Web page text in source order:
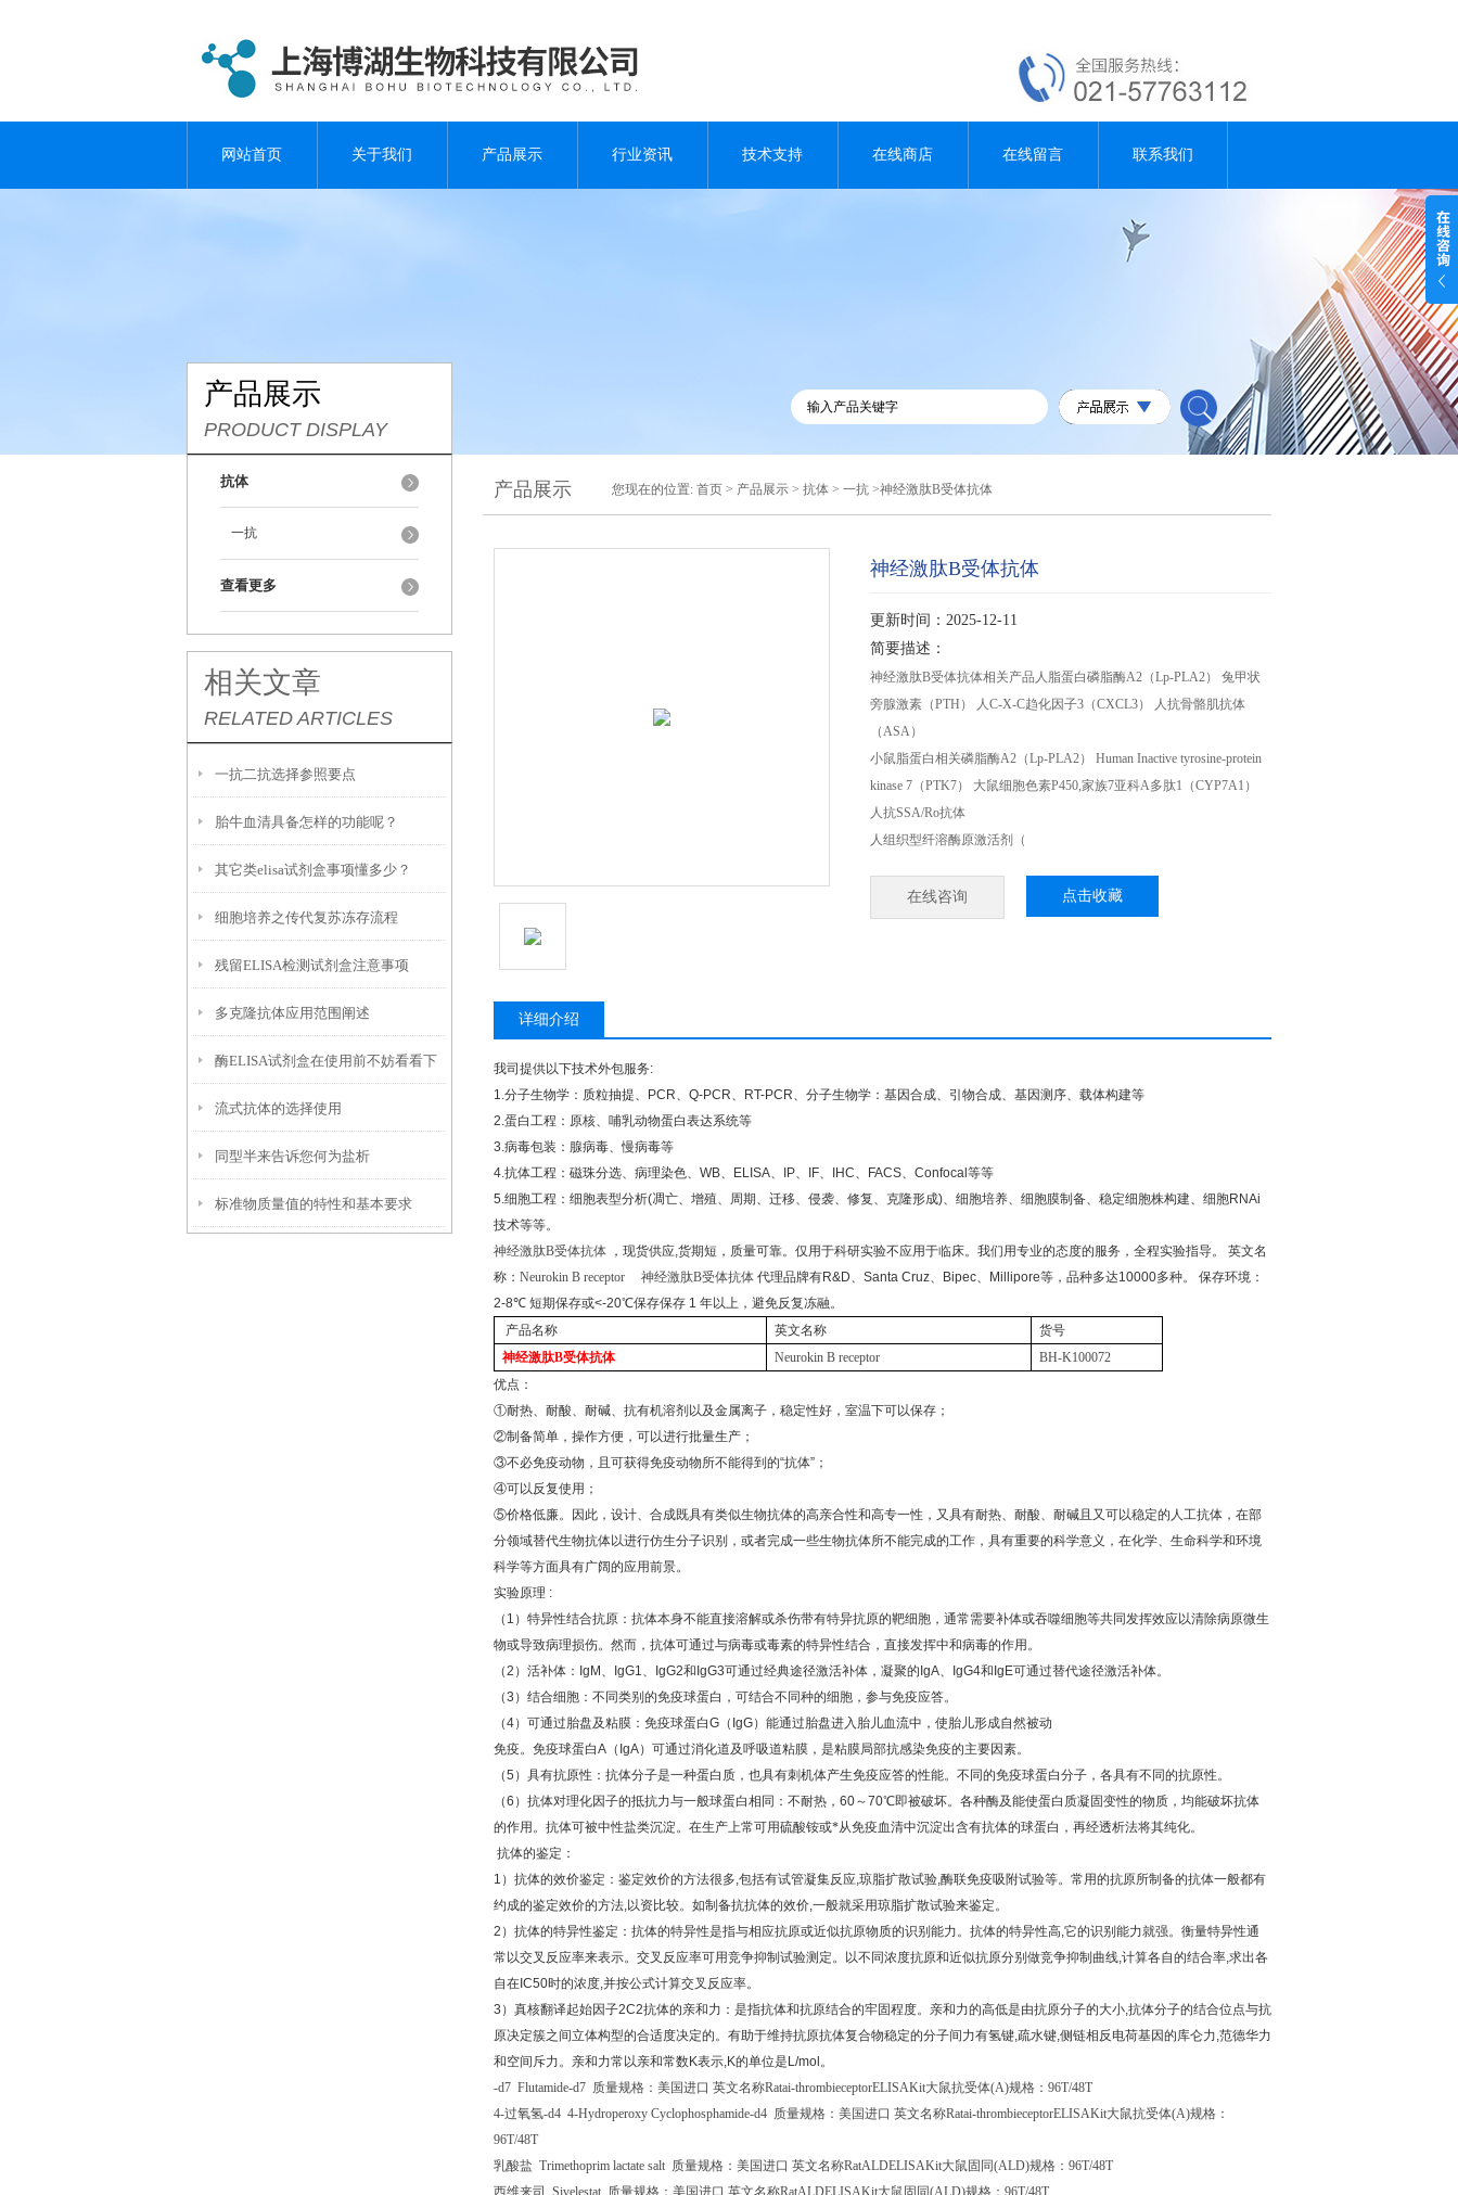
网站首页 关于我们 产品展示 行业资讯 技术支持 在线商店 在线留言 联系我们
产品展示
PRODUCT DISPLAY
抗体
一抗
查看更多
相关文章
RELATED ARTICLES
一抗二抗选择参照要点
胎牛血清具备怎样的功能呢？
其它类elisa试剂盒事项懂多少？
细胞培养之传代复苏冻存流程
残留ELISA检测试剂盒注意事项
多克隆抗体应用范围阐述
酶ELISA试剂盒在使用前不妨看看下
文！
流式抗体的选择使用
同型半来告诉您何为盐析
标准物质量值的特性和基本要求
产品展示 您现在的位置: 首页 > 产品展示 > 抗体 > 一抗 >神经激肽B受体抗体
神经激肽B受体抗体
更新时间：2025-12-11
简要描述：
神经激肽B受体抗体相关产品人脂蛋白磷脂酶A2（Lp-PLA2） 兔甲状
旁腺激素（PTH） 人C-X-C趋化因子3（CXCL3） 人抗骨骼肌抗体
（ASA）
小鼠脂蛋白相关磷脂酶A2（Lp-PLA2） Human Inactive tyrosine-protein
kinase 7（PTK7） 大鼠细胞色素P450,家族7亚科A多肽1（CYP7A1）
人抗SSA/Ro抗体
人组织型纤溶酶原激活剂（
在线咨询 点击收藏
详细介绍
我司提供以下技术外包服务:
1.分子生物学：质粒抽提、 PCR、 Q-PCR、 RT-PCR、分子生物学：基因合成、引物合成、基因测序、载体构建等
2.蛋白工程：原核、哺乳动物蛋白表达系统等
3.病毒包装：腺病毒、慢病毒等
4.抗体工程：磁珠分选、病理染色、 WB、 ELISA、 IP、 IF、 IHC、 FACS、 Confocal 等等
5.细胞工程：细胞表型分析(凋亡、增殖、周期、迁移、侵袭、修复、克隆形成)、细胞培养、细胞膜制备、稳定细胞株构建、细胞RNAi
技术等等。
神经激肽B受体抗体 ，现货供应,货期短，质量可靠。仅用于科研实验不应用于临床。我们用专业的态度的服务，全程实验指导。
英文名
称： Neurokin B receptor 神经激肽B受体抗体 代理品牌有R&D、 Santa Cruz、 Bipec、 Millipore等，品种多达10000多种。
保存环境：
2-8℃ 短期保存或<-20℃保存保存 1 年以上，避免反复冻融。
产品名称
英文名称
货号
神经激肽B受体抗体 Neurokin B receptor
BH-K100072
优点：
①耐热、耐酸、耐碱、抗有机溶剂以及金属离子，稳定性好，室温下可以保存；
②制备简单，操作方便，可以进行批量生产；
③不必免疫动物，且可获得免疫动物所不能得到的“抗体” ；
④可以反复使用；
⑤价格低廉。因此，设计、合成既具有类似生物抗体的高亲合性和高专一性，又具有耐热、耐酸、耐碱且又可以稳定的人工抗体，在部
分领域替代生物抗体以进行仿生分子识别，或者完成一些生物抗体所不能完成的工作，具有重要的科学意义，在化学、生命科学和环境
科学等方面具有广阔的应用前景。
实验原理 :
（ 1 ）特异性结合抗原：抗体本身不能直接溶解或杀伤带有特异抗原的靶细胞，通常需要补体或吞噬细胞等共同发挥效应以清除病原微生
物或导致病理损伤。然而，抗体可通过与病毒或毒素的特异性结合，直接发挥中和病毒的作用。
（2 ）活补体： IgM 、 IgG1、 IgG2和 IgG3可通过经典途径激活补体，凝聚的 IgA、 IgG4和 IgE可通过替代途径激活补体。
（3 ）结合细胞：不同类别的免疫球蛋白，可结合不同种的细胞，参与免疫应答。
（4）可通过胎盘及粘膜：免疫球蛋白G （ IgG）能通过胎盘进入胎儿血流中，使胎儿形成自然被动
免疫。免疫球蛋白A （ IgA）可通过消化道及呼吸道粘膜，是粘膜局部抗感染免疫的主要因素。
（5 ）具有抗原性：抗体分子是一种蛋白质，也具有刺机体产生免疫应答的性能。不同的免疫球蛋白分子，各具有不同的抗原性。
（6 ）抗体对理化因子的抵抗力与一般球蛋白相同：不耐热， 60～70℃即被破坏。各种酶及能使蛋白质凝固变性的物质，均能破坏抗体
的作用。抗体可被中性盐类沉淀。在生产上常可用硫酸铵或*从免疫血清中沉淀出含有抗体的球蛋白，再经透析法将其纯化。
抗体的鉴定：
1 ）抗体的效价鉴定：鉴定效价的方法很多,包括有试管凝集反应,琼脂扩散试验,酶联免疫吸附试验等。常用的抗原所制备的抗体一般都有
约成的鉴定效价的方法,以资比较。如制备抗抗体的效价,一般就采用琼脂扩散试验来鉴定。
2 ）抗体的特异性鉴定：抗体的特异性是指与相应抗原或近似抗原物质的识别能力。抗体的特异性高,它的识别能力就强。衡量特异性通
常以交叉反应率来表示。交叉反应率可用竞争抑制试验测定。以不同浓度抗原和近似抗原分别做竞争抑制曲线,计算各自的结合率,求出各
自在 IC50时的浓度,并按公式计算交叉反应率。
3 ）真核翻译起始因子2C2抗体的亲和力：是指抗体和抗原结合的牢固程度。亲和力的高低是由抗原分子的大小,抗体分子的结合位点与抗
原决定簇之间立体构型的合适度决定的。有助于维持抗原抗体复合物稳定的分子间力有氢键,疏水键,侧链相反电荷基因的库仑力,范德华力
和空间斥力。亲和力常以亲和常数K表示,K的单位是 L/mol 。
-d7 Flutamide-d7 质量规格：美国进口 英文名称Ratai-thrombieceptorELISAKit大鼠抗受体(A)规格： 96T/48T
4-过氧氢-d4 4-Hydroperoxy Cyclophosphamide-d4 质量规格：美国进口 英文名称Ratai-thrombieceptorELISAKit大鼠抗受体(A)规格：
96T/48T
乳酸盐 Trimethoprim lactate salt 质量规格：美国进口 英文名称RatALDELISAKit大鼠固同(ALD)规格： 96T/48T
西维来司
Sivelestat 质量规格：美国进口 英文名称RatALDELISAKit大鼠固同(ALD)规格： 96T/48T